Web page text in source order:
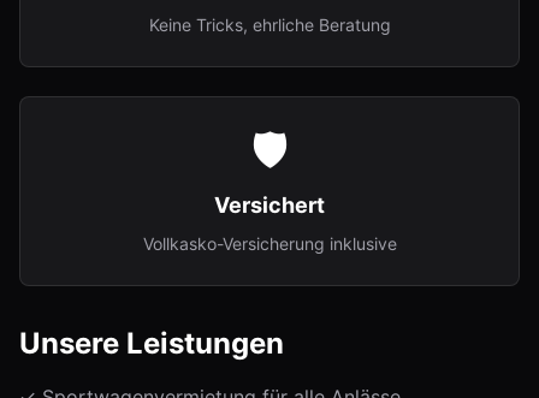
Keine Tricks, ehrliche Beratung
🛡️
Versichert
Vollkasko-Versicherung inklusive
Unsere Leistungen